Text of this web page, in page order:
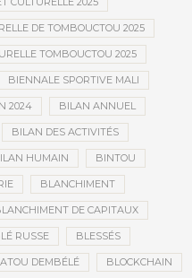
DE TOMBOUCTOU 2025
TOMBOUCTOU 2025
BIENNALE SPORTIVE MALI
2024 BILAN ANNUEL
BILAN DES ACTIVITÉS
HUMAIN BINTOU
BLANCHIMENT
DE CAPITAUX
RUSSE BLESSÉS
DEMBÉLÉ BLOCKCHAIN